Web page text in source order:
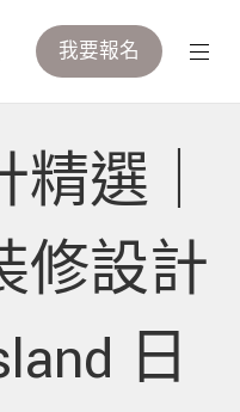
我要報名
選｜
修設計
日